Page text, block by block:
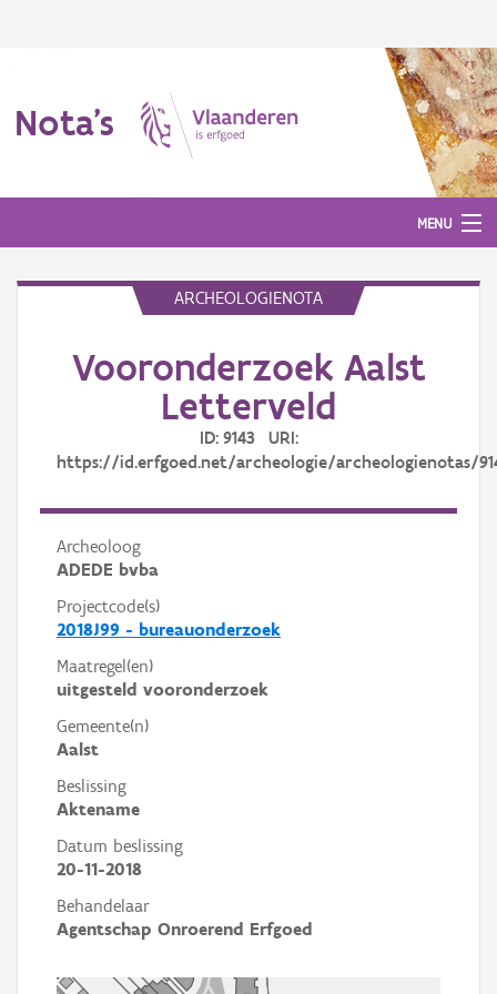
Nota's
MENU
Aanmelden
ARCHEOLOGIENOTA
Vooronderzoek Aalst
Letterveld
ID: 9143 URI:
https://id.erfgoed.net/archeologie/archeologienotas/
Archeoloog
ADEDE bvba
Projectcode(s)
2018J99 - bureauonderzoek
Maatregel(en)
uitgesteld vooronderzoek
Gemeente(n)
Aalst
Beslissing
Aktename
Datum beslissing
20-11-2018
Behandelaar
Agentschap Onroerend Erfgoed